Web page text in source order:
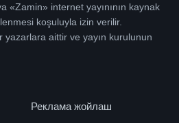
«Zamin» internet yayınının kaynak
koşuluyla izin verilir.
yazarlara aittir ve yayın kurulunun
Реклама жойлаш